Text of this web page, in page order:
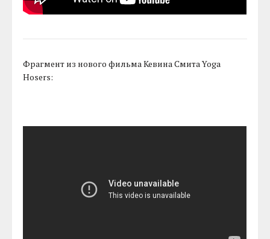
Фрагмент из нового фильма Кевина Смита Yoga
Hosers: